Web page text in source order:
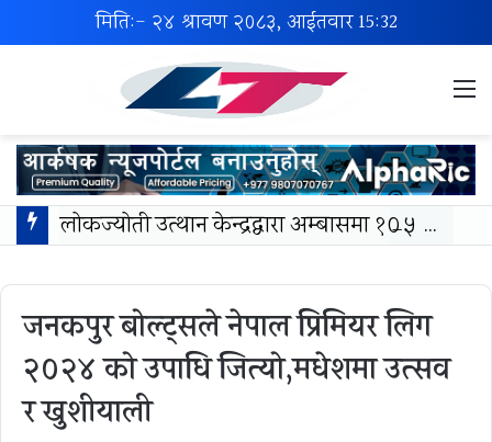
मिति:- २४ श्रावण २०८३, आईतवार15:32
लोकज्योती उत्थान केन्द्रद्वारा अम्बासमा १०५ विपन्न विद्यार्थीलाई शैक्षिक तथा खेलकुद सामग्री वितरण
जनकपुर बोल्ट्सले नेपाल प्रिमियर लिग
२०२४ को उपाधि जित्यो,मधेशमा उत्सव
र खुशीयाली